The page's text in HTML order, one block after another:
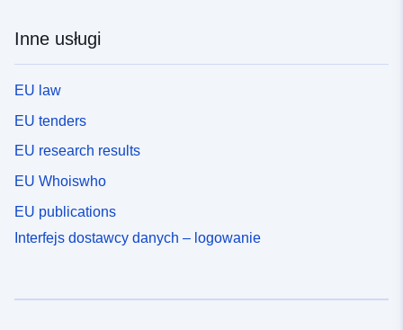
Inne usługi
EU law
EU tenders
EU research results
EU Whoiswho
EU publications
Interfejs dostawcy danych – logowanie